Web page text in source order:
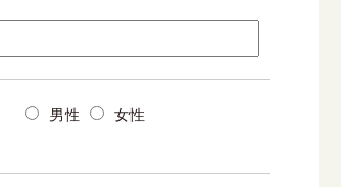
男性 女性